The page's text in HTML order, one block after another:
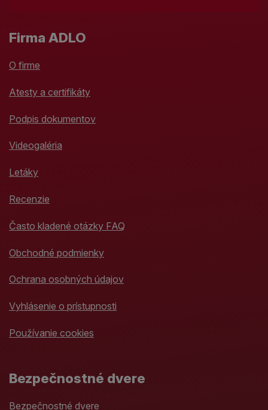
Firma ADLO
O firme
Atesty a certifikáty
Podpis dokumentov
Videogaléria
Letáky
Recenzie
Často kladené otázky FAQ
Obchodné podmienky
Ochrana osobných údajov
Vyhlásenie o prístupnosti
Používanie cookies
Bezpečnostné dvere
Bezpečnostné dvere